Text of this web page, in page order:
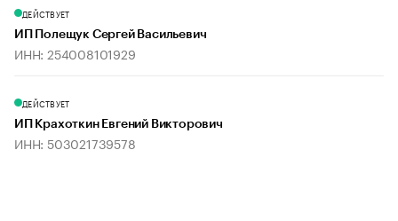
ДЕЙСТВУЕТ
ИП Полещук Сергей Васильевич
ИНН: 254008101929
ДЕЙСТВУЕТ
ИП Крахоткин Евгений Викторович
ИНН: 503021739578